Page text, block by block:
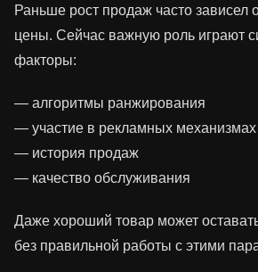
Раньше рост продаж часто зависел
цены. Сейчас важную роль играют
факторы:
— алгоритмы ранжирования
— участие в рекламных
— история продаж
— качество обслуживания
Даже хороший товар может
без правильной работы с этими